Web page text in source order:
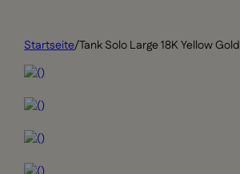
Startseite/Tank Solo Large 18K Yellow Gold